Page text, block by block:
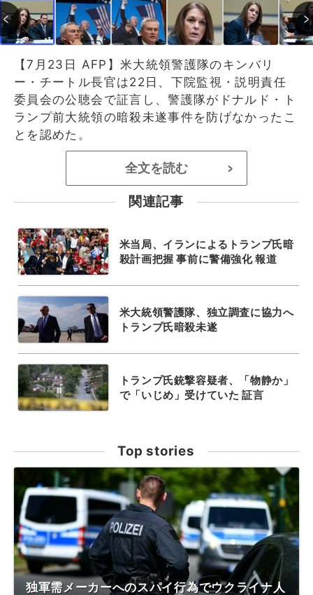
【7月23日 AFP】米大統領警護隊のキンバリ
ー・チートル長官は22日、下院監視・説明責任
委員会の公聴会で証言し、警護隊がドナルド・ト
ランプ前大統領の暗殺未遂事件を防げなかったこ
とを認めた。
全文を読む >
関連記事
米当局、イランによるトランプ氏暗
殺計画把握 事前に警備強化 報道
米大統領警護隊、独立調査に協力へ
トランプ氏暗殺未遂
トランプ氏銃撃容疑者、「物静か」
で「いじめ」受けていた 証言
Top stories
独軍需メーカーへのスパイ行為でウクライナ人